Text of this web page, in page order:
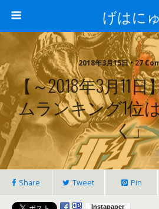
げはにゅ
2018年3月15日 • 27
【～2018年3月11
ムランキング1位
く」
Share Tweet Pin